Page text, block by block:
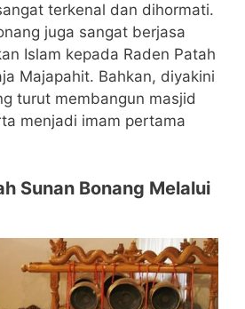
terkenal dan dihormati.
juga sangat berjasa
Islam kepada Raden Patah
Majapahit. Bahkan, diyakini
turut membangun masjid
menjadi imam pertama
Sunan Bonang Melalui